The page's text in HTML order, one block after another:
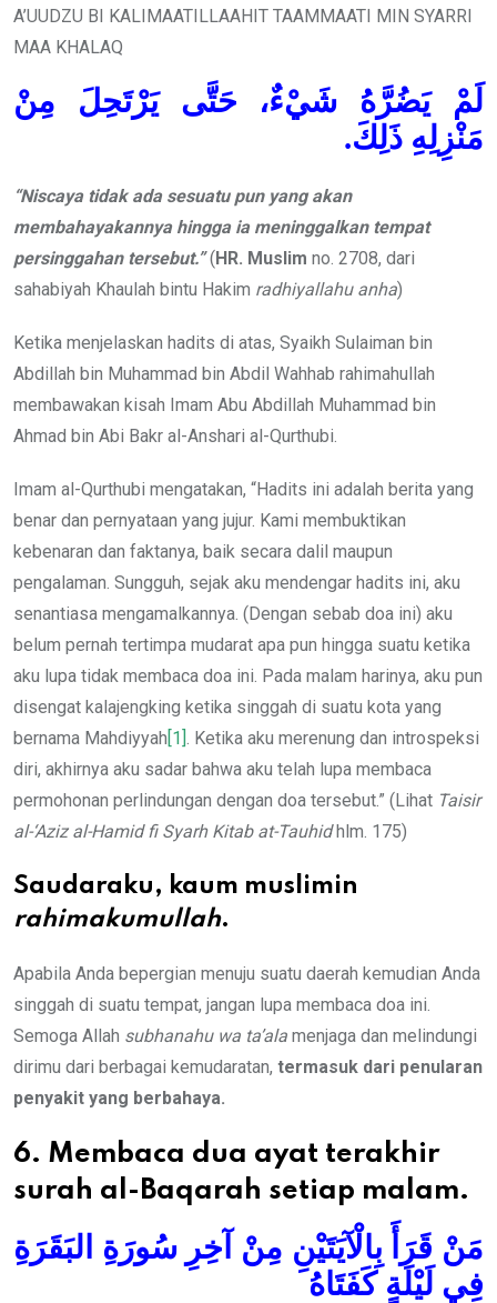
A’UUDZU BI KALIMAATILLAAHIT TAAMMAATI MIN SYARRI
MAA KHALAQ
لَمْ يَضُرَّهُ شَيْءٌ، حَتَّى يَرْتَحِلَ مِنْ
مَنْزِلِهِ ذَلِكَ.
“Niscaya tidak ada sesuatu pun yang akan
membahayakannya hingga ia meninggalkan tempat
persinggahan tersebut.”(HR. Muslim no. 2708, dari
sahabiyah Khaulah bintu Hakim radhiyallahu anha)
Ketika menjelaskan hadits di atas, Syaikh Sulaiman bin
Abdillah bin Muhammad bin Abdil Wahhab rahimahullah
membawakan kisah Imam Abu Abdillah Muhammad bin
Ahmad bin Abi Bakr al-Anshari al-Qurthubi.
Imam al-Qurthubi mengatakan, “Hadits ini adalah berita yang
benar dan pernyataan yang jujur. Kami membuktikan
kebenaran dan faktanya, baik secara dalil maupun
pengalaman. Sungguh, sejak aku mendengar hadits ini, aku
senantiasa mengamalkannya. (Dengan sebab doa ini) aku
belum pernah tertimpa mudarat apa pun hingga suatu ketika
aku lupa tidak membaca doa ini. Pada malam harinya, aku pun
disengat kalajengking ketika singgah di suatu kota yang
bernama Mahdiyyah[1]. Ketika aku merenung dan introspeksi
diri, akhirnya aku sadar bahwa aku telah lupa membaca
permohonan perlindungan dengan doa tersebut.” (Lihat Taisir
al-‘Aziz al-Hamid fi Syarh Kitab at-Tauhidhlm. 175)
Saudaraku, kaum muslimin
rahimakumullah.
Apabila Anda bepergian menuju suatu daerah kemudian Anda
singgah di suatu tempat, jangan lupa membaca doa ini.
Semoga Allah subhanahu wa ta’ala menjaga dan melindungi
dirimu dari berbagai kemudaratan, termasuk dari penularan
penyakit yang berbahaya.
6. Membaca dua ayat terakhir
surah al-Baqarah setiap malam.
مَنْ قَرَأَ بِالْآيَتَيْنِ مِنْ آخِرِ سُورَةِ البَقَرَةِ
فِي لَيْلَةٍ كَفَتَاهُ